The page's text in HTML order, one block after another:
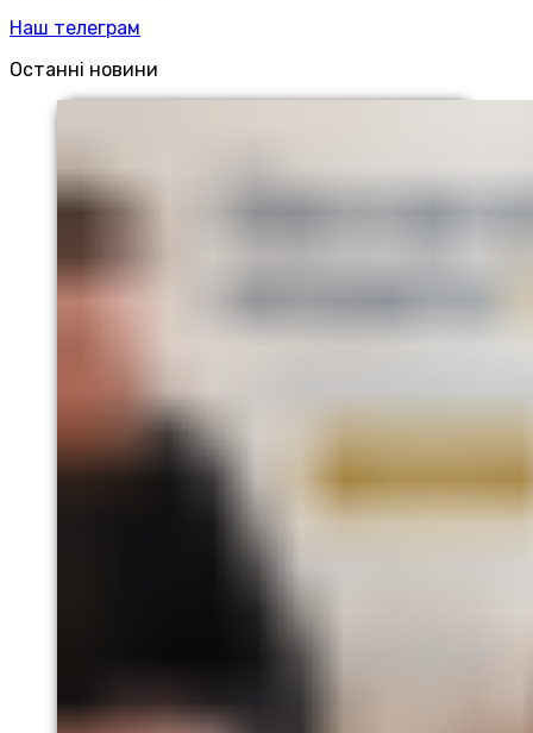
Наш телеграм
Останні новини